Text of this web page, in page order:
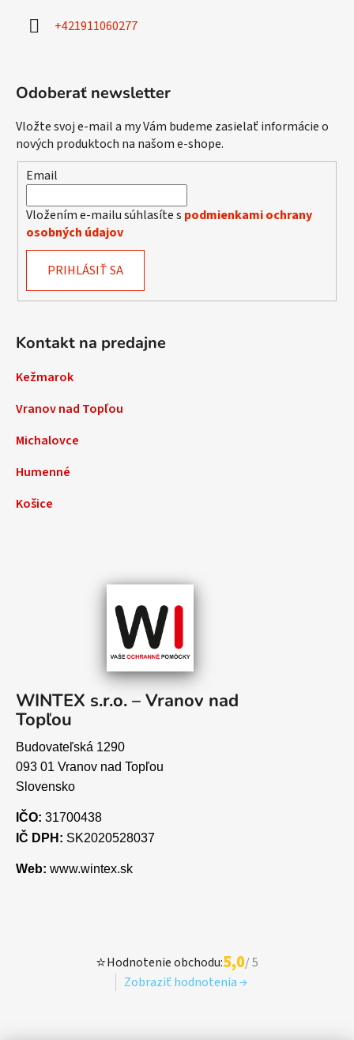
+421911060277
Odoberať newsletter
Vložte svoj e-mail a my Vám budeme zasielať informácie o
nových produktoch na našom e-shope.
Email
Vložením e-mailu súhlasíte s podmienkami ochrany
osobných údajov
PRIHLÁSIŤ SA
Kontakt na predajne
Kežmarok
Vranov nad Topľou
Michalovce
Humenné
Košice
WINTEX s.r.o. – Vranov nad
Topľou
Budovateľská 1290
093 01 Vranov nad Topľou
Slovensko
IČO: 31700438
IČ DPH: SK2020528037
Web: www.wintex.sk
⭐Hodnotenie obchodu:5,0/ 5
Zobraziť hodnotenia →